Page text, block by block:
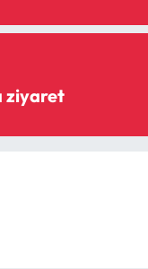
ziyaret